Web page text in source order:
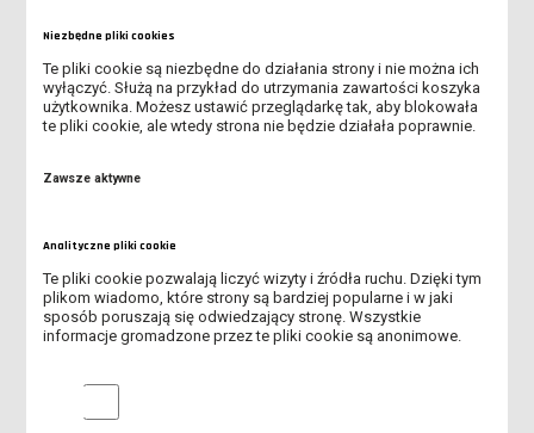
SPOTKANIE GRUPY Z AŁMATY Z PROREKTOREM
GRUPA Z KAZACHSTANU ZWIEDZA POZNAŃ
SPOTKANIE STUDENTÓW Z KAZACHSTANU W INSTYTUCIE
DIDACTIC HUB SEMEY - KAZACHSTAN
INTERNATIONAL NETWORK MEETING TJFGB BERLIN
Niezbędne pliki cookies
Te pliki cookie są niezbędne do działania strony i nie można ich
wyłączyć. Służą na przykład do utrzymania zawartości koszyka
użytkownika. Możesz ustawić przeglądarkę tak, aby blokowała
te pliki cookie, ale wtedy strona nie będzie działała poprawnie.
Zawsze aktywne
Analityczne pliki cookie
Te pliki cookie pozwalają liczyć wizyty i źródła ruchu. Dzięki tym
plikom wiadomo, które strony są bardziej popularne i w jaki
sposób poruszają się odwiedzający stronę. Wszystkie
informacje gromadzone przez te pliki cookie są anonimowe.
Analityczne pliki cookie